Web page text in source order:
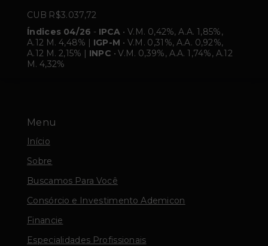
Menu
Início
Sobre
Buscamos Para Você
Consórcio e Investimento Ademicon
Financie
Especialidades Profissionais
CUB R$3.037,72
Índices 04/26 - IPCA • V.M. 0,42%, A.A. 1,85%,
A.12 M. 4,48% | IGP-M • V.M. 0,31%, A.A. 0,92%,
A.12 M. 2,15% | INPC • V.M. 0,39%, A.A. 1,74%, A.12
M. 4,32%